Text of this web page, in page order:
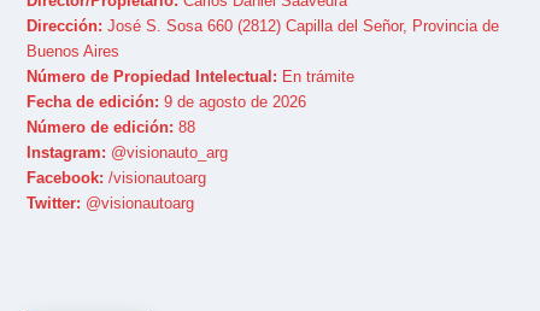
Dirección: José S. Sosa 660 (2812) Capilla del Señor, Provincia de
Buenos Aires
Número de Propiedad Intelectual: En trámite
Fecha de edición: 9 de agosto de 2026
Número de edición: 88
Instagram: @visionauto_arg
Facebook: /visionautoarg
Twitter: @visionautoarg